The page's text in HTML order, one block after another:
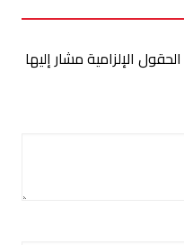
الحقول الإلزامية مشار إليها